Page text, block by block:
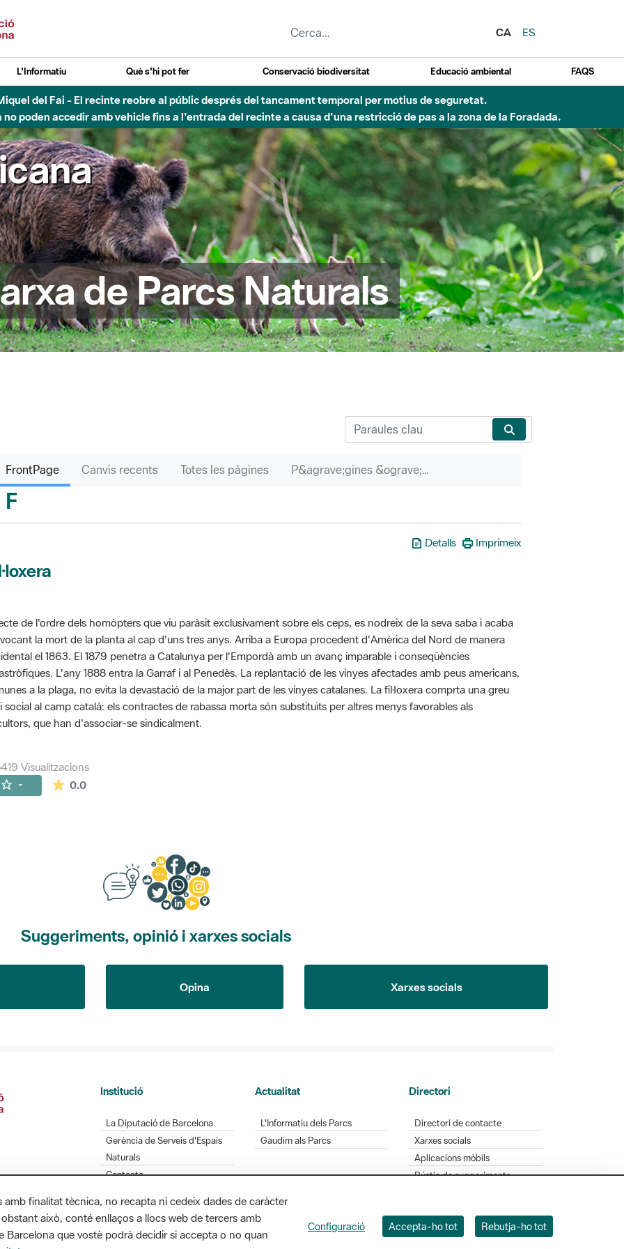
CA
ES
L'Informatiu Què s'hi pot fer Conservació biodiversitat Educació ambiental FAQS
del Fai - El recinte reobre al públic després del tancament temporal per motius de seguretat.
poden accedir amb vehicle fins a l'entrada del recinte a causa d'una restricció de pas a la zona de la Foradada.
de Parcs Naturals
FrontPage Canvis recents Totes les pàgines P&agrave;gines &ograve;rfenes
F
Detalls Imprimeix
de l'ordre dels homòpters que viu paràsit exclusivament sobre els ceps, es nodreix de la seva saba i acaba
la mort de la planta al cap d'uns tres anys. Arriba a Europa procedent d'Amèrica del Nord de manera
el 1863. El 1879 penetra a Catalunya per l'Empordà amb un avanç imparable i conseqüències
L'any 1888 entra la Garraf i al Penedès. La replantació de les vinyes afectades amb peus americans,
a la plaga, no evita la devastació de la major part de les vinyes catalanes. La fil·loxera comprta una greu
social al camp català: els contractes de rabassa morta són substituïts per altres menys favorables als
que han d'associar-se sindicalment.
Visualitzacions
- 0.0La mitjana de les valoracions és de 0 estrelles de 5.
Suggeriments, opinió i xarxes socials
Opina Xarxes socials
Institució
La Diputació de Barcelona
Gerència de Serveis d'Espais
Naturals
Contacte
Actualitat
L'Informatiu dels Parcs
Gaudim als Parcs
Directori
Directori de contacte
Xarxes socials
Aplicacions mòbils
Bústia de suggeriments
Diputació de Barcelona. Edifici Llacuna, 1a planta. Badajoz, 49. 08005 Barcelona. Tel. 934 022 428
finalitat tècnica, no recapta ni cedeix dades de caràcter
això, conté enllaços a llocs web de tercers amb
Barcelona que vostè podrà decidir si accepta o no quan
Configuració Accepta-ho tot Rebutja-ho tot